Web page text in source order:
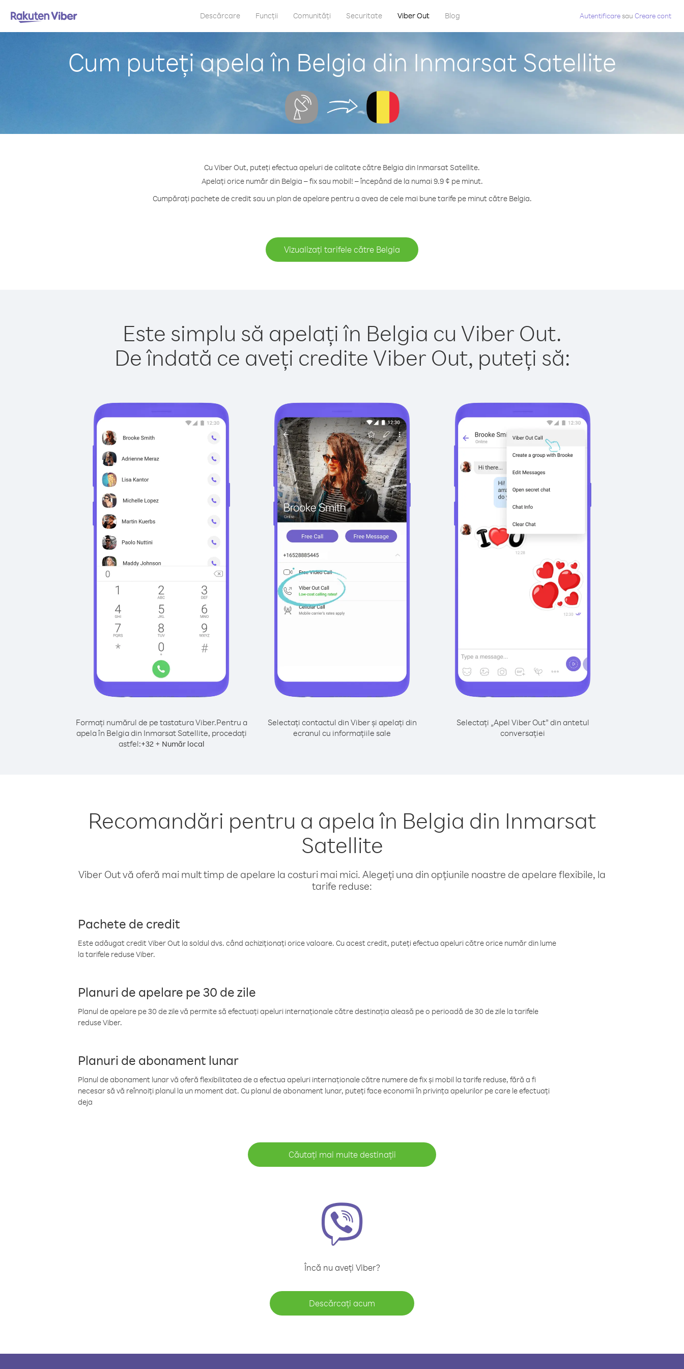
Descărcare Funcții Comunități Securitate Viber Out Blog Autentificaresau Creare cont
Cum puteți apela în Belgia din Inmarsat Satellite
Cu Viber Out, puteți efectua apeluri de calitate către Belgia din Inmarsat Satellite.
Apelați orice număr din Belgia – fix sau mobil! – începând de la numai 9.9 ¢ pe minut.
Cumpărați pachete de credit sau un plan de apelare pentru a avea de cele mai bune tarife pe minut către Belgia.
Vizualizați tarifele către Belgia
Este simplu să apelați în Belgia cu Viber Out.
De îndată ce aveți credite Viber Out, puteți să:
Formați numărul de pe tastatura Viber.Pentru a
apela în Belgia din Inmarsat Satellite, procedați
astfel:+32+ Număr local
Selectați contactul din Viber și apelați din
ecranul cu informațiile sale
Selectați „Apel Viber Out” din antetul
conversației
Recomandări pentru a apela în Belgia din Inmarsat
Satellite
Viber Out vă oferă mai mult timp de apelare la costuri mai mici. Alegeți una din opțiunile noastre de apelare flexibile, la
tarife reduse:
Pachete de credit
Este adăugat credit Viber Out la soldul dvs. când achiziționați orice valoare. Cu acest credit, puteți efectua apeluri către orice număr din lume
la tarifele reduse Viber.
Planuri de apelare pe 30 de zile
Planul de apelare pe 30 de zile vă permite să efectuați apeluri internaționale către destinația aleasă pe o perioadă de 30 de zile la tarifele
reduse Viber.
Planuri de abonament lunar
Planul de abonament lunar vă oferă flexibilitatea de a efectua apeluri internaționale către numere de fix și mobil la tarife reduse, fără a fi
necesar să vă reînnoiți planul la un moment dat. Cu planul de abonament lunar, puteți face economii în privința apelurilor pe care le efectuați
deja
Căutați mai multe destinații
Încă nu aveți Viber?
Descărcați acum